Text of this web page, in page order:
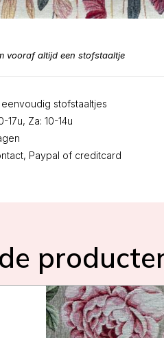
vooraf altijd een stofstaaltje
stofstaaltjes
17u, Za: 10-14u
Paypal of creditcard